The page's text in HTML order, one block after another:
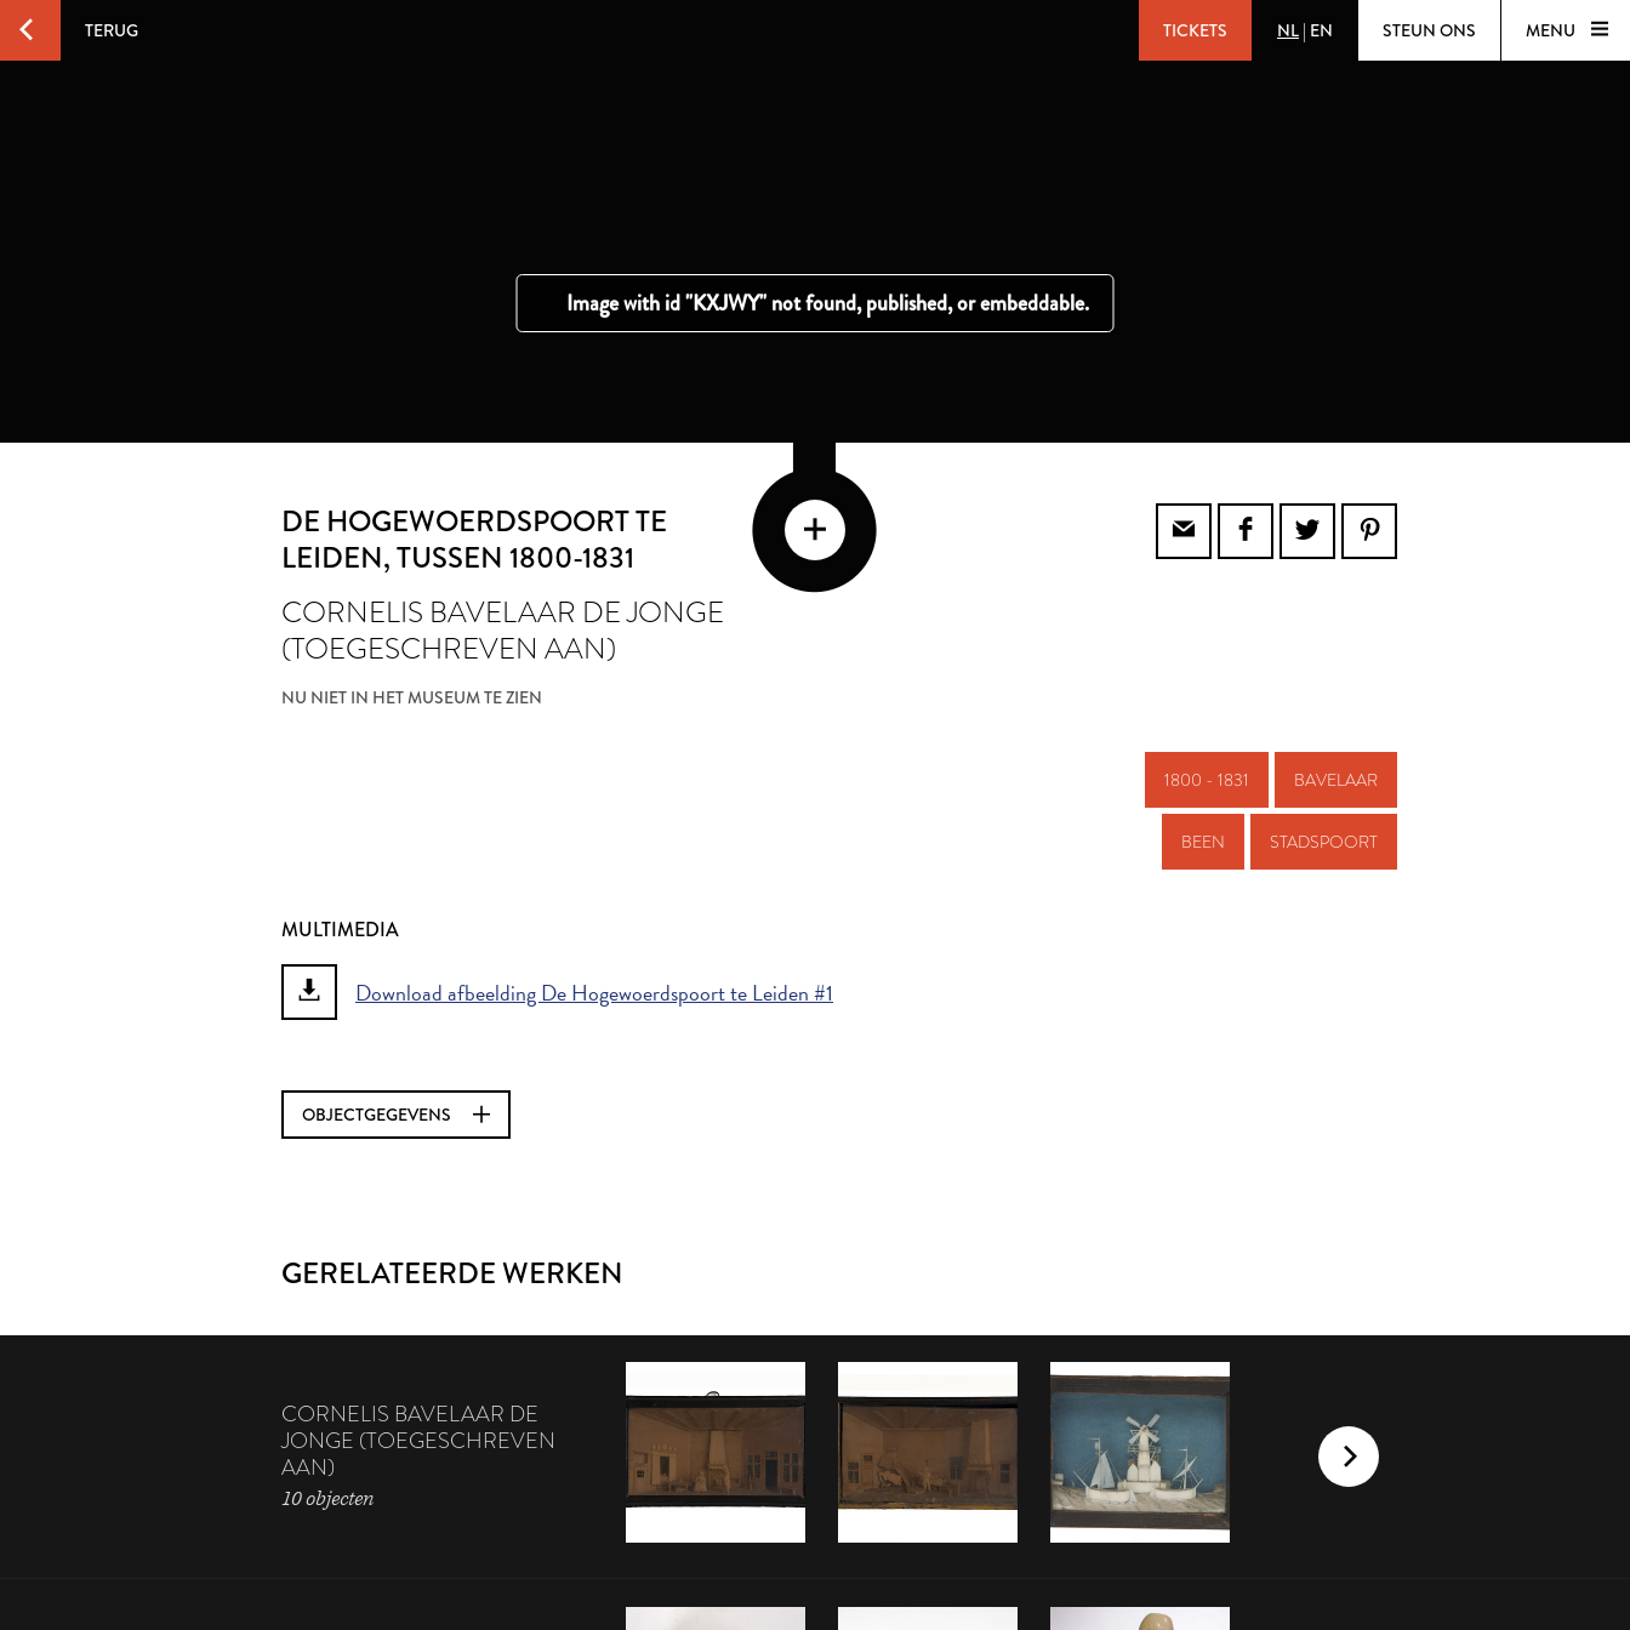
TERUG TICKETS NL | EN STEUN ONS MENU
DE HOGEWOERDSPOORT TE
LEIDEN, TUSSEN 1800-1831
CORNELIS BAVELAAR DE JONGE
(TOEGESCHREVEN AAN)
NU NIET IN HET MUSEUM TE ZIEN
1800 - 1831 BAVELAAR
BEEN STADSPOORT
MULTIMEDIA
Download afbeelding De Hogewoerdspoort te Leiden #1
OBJECTGEGEVENS
GERELATEERDE WERKEN
CORNELIS BAVELAAR DE
JONGE (TOEGESCHREVEN
AAN)
10 objecten